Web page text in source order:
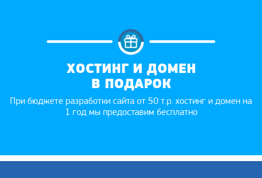
ХОСТИНГ И ДОМЕН
В ПОДАРОК
При бюджете разработки сайта от 50 т.р. хостинг и домен на
1 год мы предоставим бесплатно